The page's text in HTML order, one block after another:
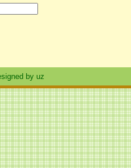
by uz